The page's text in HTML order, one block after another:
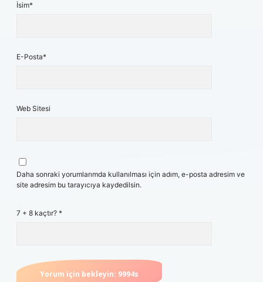
İsim*
E-Posta*
Web Sitesi
Daha sonraki yorumlarımda kullanılması için adım, e-posta adresim ve
site adresim bu tarayıcıya kaydedilsin.
7 + 8 kaçtır? *